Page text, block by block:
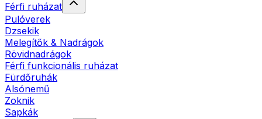
Férfi ruházat
Pulóverek
Dzsekik
Melegítők & Nadrágok
Rövidnadrágok
Férfi funkcionális ruházat
Fürdőruhák
Alsónemű
Zoknik
Sapkák